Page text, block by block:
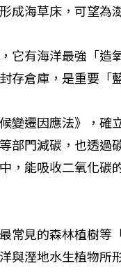
成海草床，可望為
它有海洋最強「造
存倉庫，是重要「
變遷因應法》，
部門減碳，也透過
，能吸收二氧化碳
常見的森林植樹等
與溼地水生植物所